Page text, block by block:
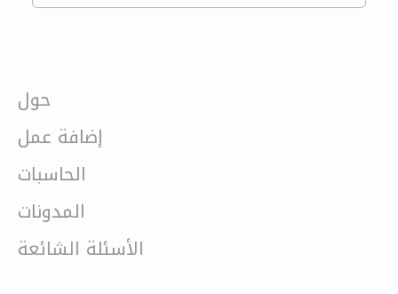
حول
إضافة عمل
الحاسبات
المدونات
الأسئلة الشائعة